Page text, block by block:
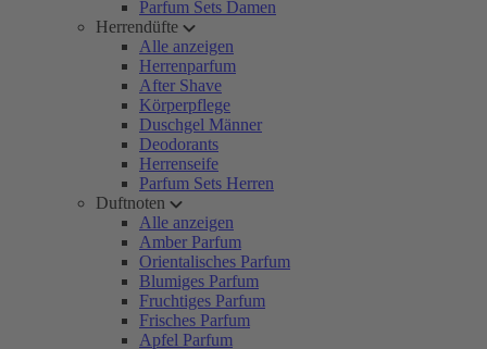
Parfum Sets Damen
Herrendüfte
Alle anzeigen
Herrenparfum
After Shave
Körperpflege
Duschgel Männer
Deodorants
Herrenseife
Parfum Sets Herren
Duftnoten
Alle anzeigen
Amber Parfum
Orientalisches Parfum
Blumiges Parfum
Fruchtiges Parfum
Frisches Parfum
Apfel Parfum